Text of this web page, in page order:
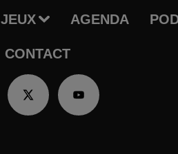
JEUX AGENDA
CONTACT